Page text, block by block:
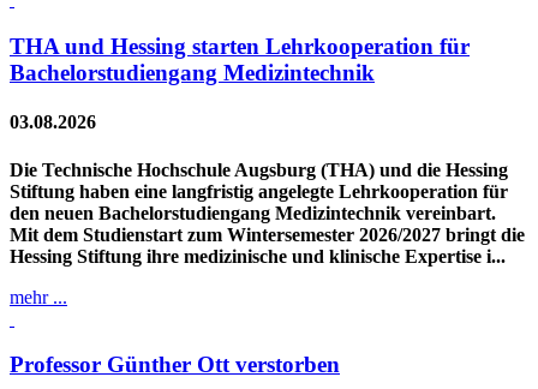
THA und Hessing starten Lehrkooperation für
Bachelorstudiengang Medizintechnik
03.08.2026
Die Technische Hochschule Augsburg (THA) und die Hessing
Stiftung haben eine langfristig angelegte Lehrkooperation für
den neuen Bachelorstudiengang Medizintechnik vereinbart.
Mit dem Studienstart zum Wintersemester 2026/2027 bringt die
Hessing Stiftung ihre medizinische und klinische Expertise i...
mehr ...
Professor Günther Ott verstorben